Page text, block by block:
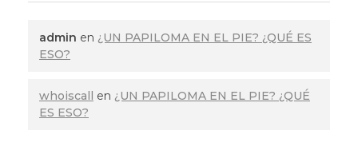
admin en ¿UN PAPILOMA EN EL PIE? ¿QUÉ ES
ESO?
whoiscall en ¿UN PAPILOMA EN EL PIE? ¿QUÉ
ES ESO?